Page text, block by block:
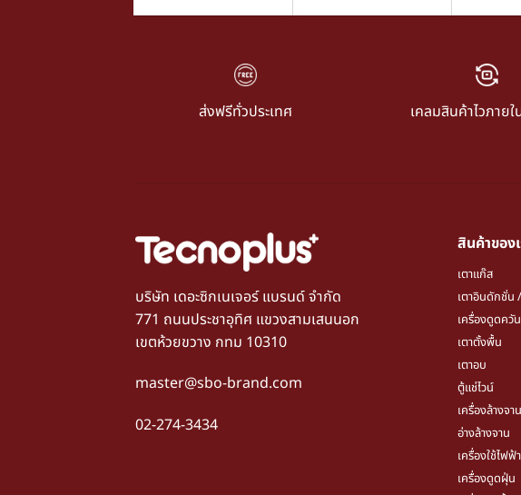
ส่งฟรีทั่วประเทศ เคลมสินค้าไวภาย
บริษัท เดอะซิกเนเจอร์ แบรนด์ จำกัด
771 ถนนประชาอุทิศ แขวงสามเสนนอก
เขตห้วยขวาง กทม 10310
master@sbo-brand.com
02-274-3434
สินค้าของ
เตาแก๊ส
เตาอินดักชั่น
เครื่องดูดควัน
เตาตั้งพื้น
เตาอบ
ตู้แช่ไวน์
เครื่องล้างจาน
อ่างล้างจาน
เครื่องใช้ไฟฟ้
เครื่องดูดฝุ่น